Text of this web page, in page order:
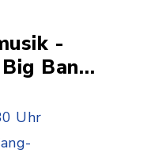
-
Uhr